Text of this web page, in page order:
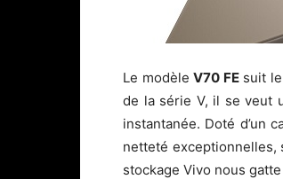
Le modèle V70 FEsuit le
de la série V, il se veut
instantanée. Doté d’un
netteté exceptionnelles,
stockage Vivo nous